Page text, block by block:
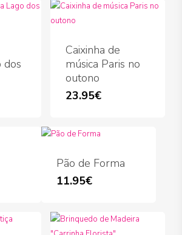
dos
Caixinha de
música Paris no
outono
23.95€
Pão de Forma
11.95€